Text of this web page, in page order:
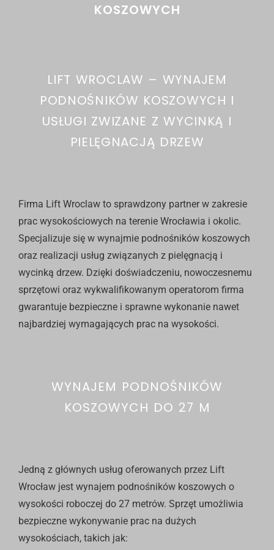
KOSZOWYCH
LIFT WROCLAW – WYNAJEM
PODNOŚNIKÓW KOSZOWYCH I
USŁUGI ZWIZANE Z WYCINKĄ I
PIELĘGNACJĄ DRZEW
Firma Lift Wroclaw to sprawdzony partner w zakresie
prac wysokościowych na terenie Wrocławia i okolic.
Specjalizuje się w wynajmie podnośników koszowych
oraz realizacji usług związanych z pielęgnacją i
wycinką drzew. Dzięki doświadczeniu, nowoczesnemu
sprzętowi oraz wykwalifikowanym operatorom firma
gwarantuje bezpieczne i sprawne wykonanie nawet
najbardziej wymagających prac na wysokości.
WYNAJEM PODNOŚNIKÓW
KOSZOWYCH DO 27 M
Jedną z głównych usług oferowanych przez Lift
Wrocław jest wynajem podnośników koszowych o
wysokości roboczej do 27 metrów. Sprzęt umożliwia
bezpieczne wykonywanie prac na dużych
wysokościach, takich jak: